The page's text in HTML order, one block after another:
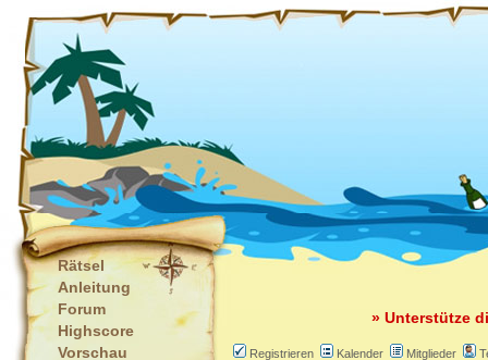
Rätsel
Anleitung
Forum
Highscore
Vorschau
» Unterstütze
Registrieren Kalender Mitglieder